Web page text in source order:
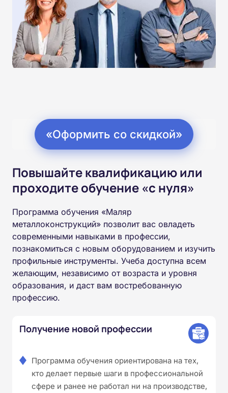
«Оформить со скидкой»
Повышайте квалификацию или
проходите обучение «с нуля»
Программа обучения «Маляр
металлоконструкций» позволит вас овладеть
современными навыками в профессии,
познакомиться с новым оборудованием и изучить
профильные инструменты. Учеба доступна всем
желающим, независимо от возраста и уровня
образования, и даст вам востребованную
профессию.
Получение новой профессии
Программа обучения ориентирована на тех,
кто делает первые шаги в профессиональной
сфере и ранее не работал ни на производстве,